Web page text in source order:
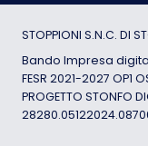
STOPPIONI S.N.C. DI
Bando Impresa
FESR 2021-2027 OP1
PROGETTO STONFO